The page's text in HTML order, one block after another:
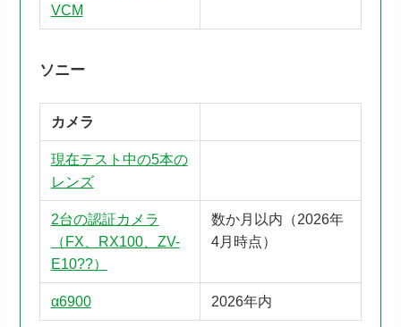
VCM
ソニー
カメラ
現在テスト中の5本の
レンズ
2台の認証カメラ
（FX、RX100、ZV-
E10??）
数か月以内（2026年
4月時点）
α6900 2026年内